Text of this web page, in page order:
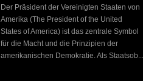
Der Präsident der Vereinigten Staaten von
Amerika (The President of the United
States of America) ist das zentrale Symbol
für die Macht und die Prinzipien der
amerikanischen Demokratie. Als Staatsob...